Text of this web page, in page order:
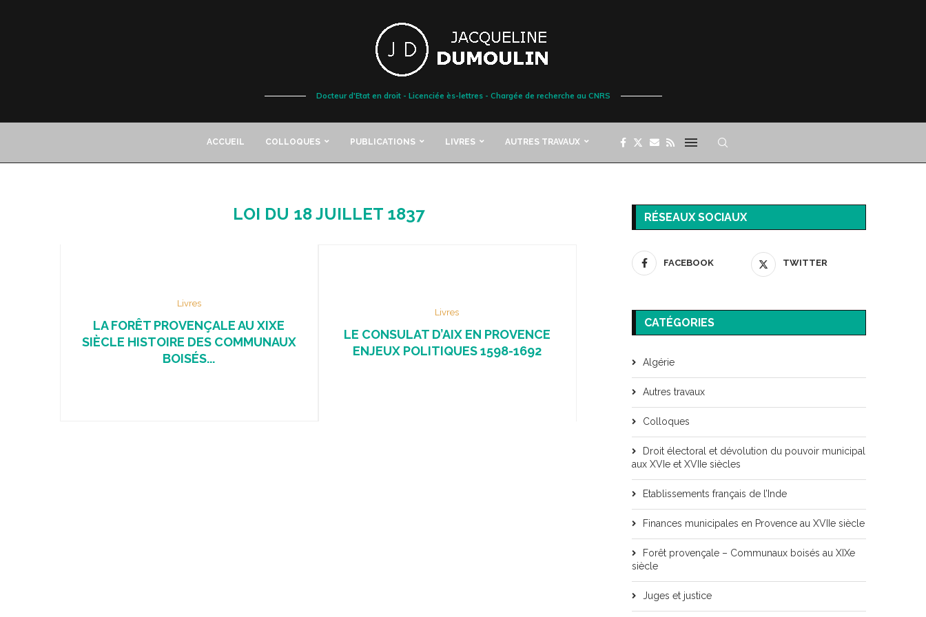
Docteur d'Etat en droit - Licenciée ès-lettres - Chargée de recherche au CNRS
ACCUEIL COLLOQUES PUBLICATIONS LIVRES AUTRES TRAVAUX
LOI DU 18 JUILLET 1837
Livres
LA FORÊT PROVENÇALE AU XIXE
SIÈCLE HISTOIRE DES COMMUNAUX
BOISÉS...
Livres
LE CONSULAT D’AIX EN PROVENCE
ENJEUX POLITIQUES 1598-1692
RÉSEAUX SOCIAUX
FACEBOOK TWITTER
CATÉGORIES
Algérie
Autres travaux
Colloques
Droit électoral et dévolution du pouvoir municipal
aux XVIe et XVIIe siècles
Etablissements français de l’Inde
Finances municipales en Provence au XVIIe siècle
Forêt provençale – Communaux boisés au XIXe
siècle
Juges et justice